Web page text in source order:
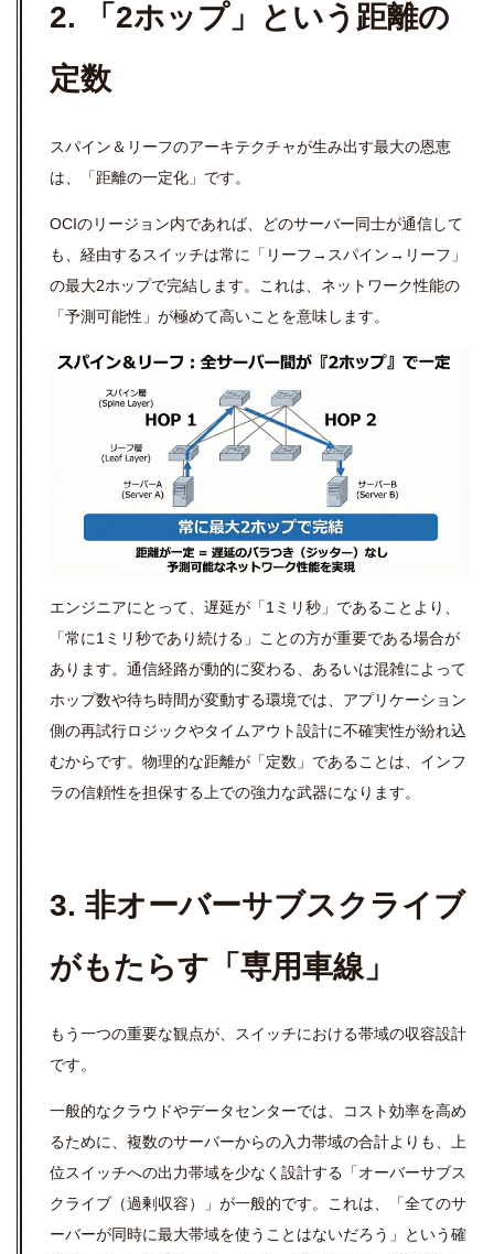
2. 「2ホップ」という距離の
定数
スパイン＆リーフのアーキテクチャが生み出す最大の恩恵
は、「距離の一定化」です。
OCIのリージョン内であれば、どのサーバー同士が通信して
も、経由するスイッチは常に「リーフ→スパイン→リーフ」
の最大2ホップで完結します。これは、ネットワーク性能の
「予測可能性」が極めて高いことを意味します。
エンジニアにとって、遅延が「1ミリ秒」であることより、
「常に1ミリ秒であり続ける」ことの方が重要である場合が
あります。通信経路が動的に変わる、あるいは混雑によって
ホップ数や待ち時間が変動する環境では、アプリケーション
側の再試行ロジックやタイムアウト設計に不確実性が紛れ込
むからです。物理的な距離が「定数」であることは、インフ
ラの信頼性を担保する上での強力な武器になります。
3. 非オーバーサブスクライブ
がもたらす「専用車線」
もう一つの重要な観点が、スイッチにおける帯域の収容設計
です。
一般的なクラウドやデータセンターでは、コスト効率を高め
るために、複数のサーバーからの入力帯域の合計よりも、上
位スイッチへの出力帯域を少なく設計する「オーバーサブス
クライブ（過剰収容）」が一般的です。これは、「全てのサ
ーバーが同時に最大帯域を使うことはないだろう」という確